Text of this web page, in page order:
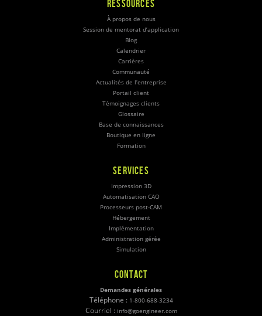
RESSOURCES
À propos de nous
Session de mentorat d’application
Blog
Calendrier
Carrières
Communauté
Actualités de l’entreprise
Portail client
Témoignages clients
Glossaire
Base de connaissances
Boutique en ligne
Formation
SERVICES
Impression 3D
Automatisation CAO
Processeurs post-CAM
Hébergement
Implémentation
Administration gérée
Simulation
CONTACT
Demandes générales
Téléphone : 1-800-688-3234
Courriel : info@goengineer.com